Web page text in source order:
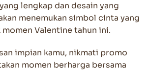
lengkap dan desain yang
menemukan simbol cinta yang
Valentine tahun ini.
impian kamu, nikmati promo
momen berharga bersama